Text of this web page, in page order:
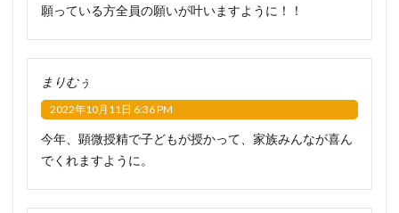
願っている方全員の願いが叶いますように！！
まりむぅ
2022年10月11日 6:36 PM
今年、顕微授精で子どもが授かって、家族みんなが喜ん
でくれますように。